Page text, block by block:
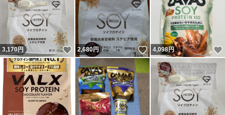
3,170円 いいね！
2,680円 いいね！
4,098円